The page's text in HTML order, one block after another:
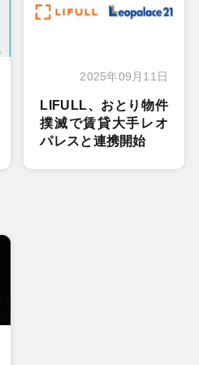
2025年09月11日
LIFULL、おとり物件
撲滅で賃貸大手レオ
パレスと連携開始